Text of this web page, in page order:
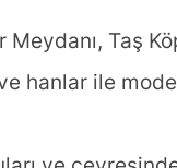
Meydanı, Taş
hanlar ile